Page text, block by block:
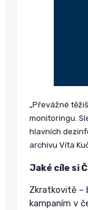
„Převážné
monitoringu.
hlavních
archivu Víta
Jaké cíle si
Zkratkovitě –
kampaním v